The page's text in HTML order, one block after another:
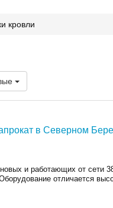
кровли
в Северном
и работающих от сети
отличается